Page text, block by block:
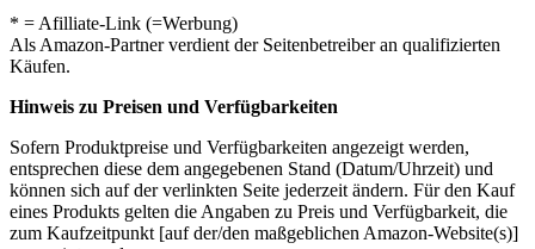
* = Afilliate-Link (=Werbung)
Als Amazon-Partner verdient der Seitenbetreiber an qualifizierten
Käufen.
Hinweis zu Preisen und Verfügbarkeiten
Sofern Produktpreise und Verfügbarkeiten angezeigt werden,
entsprechen diese dem angegebenen Stand (Datum/Uhrzeit) und
können sich auf der verlinkten Seite jederzeit ändern. Für den Kauf
eines Produkts gelten die Angaben zu Preis und Verfügbarkeit, die
zum Kaufzeitpunkt [auf der/den maßgeblichen Amazon-Website(s)]